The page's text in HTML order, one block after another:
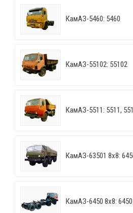
КамАЗ-5460: 5460
КамАЗ-55102: 55102
КамАЗ-5511: 5511,
КамАЗ-63501 8х8:
КамАЗ-6450 8х8: 6450